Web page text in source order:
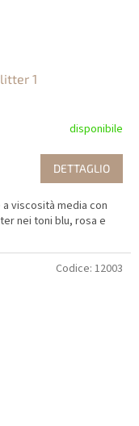
1
disponibile
DETTAGLIO
a viscosità media con
nei toni blu, rosa e
Codice: 12003